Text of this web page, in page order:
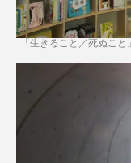
「生きること／死ぬこ